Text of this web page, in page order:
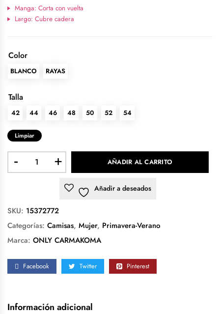
Manga: Corta con vuelta
Largo: Cubre cadera
Color
BLANCO RAYAS
Talla
42 44 46 48 50 52 54
Limpiar
- + AÑADIR AL CARRITO
Añadir a deseados
SKU: 15372772
Categorías: Camisas, Mujer, Primavera-Verano
Marca: ONLY CARMAKOMA
Facebook Twitter Pinterest
Información adicional